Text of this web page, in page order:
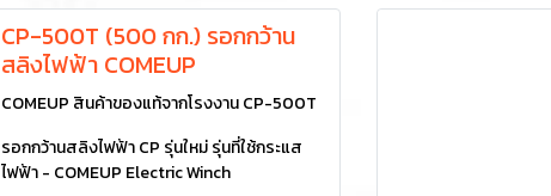
CP-500T (500 กก.) รอกกว้าน
สลิงไฟฟ้า COMEUP
COMEUP สินค้าของแท้จากโรงงาน CP-500T
รอกกว้านสลิงไฟฟ้า CP รุ่นใหม่ รุ่นที่ใช้กระแส
ไฟฟ้า - COMEUP Electric Winch